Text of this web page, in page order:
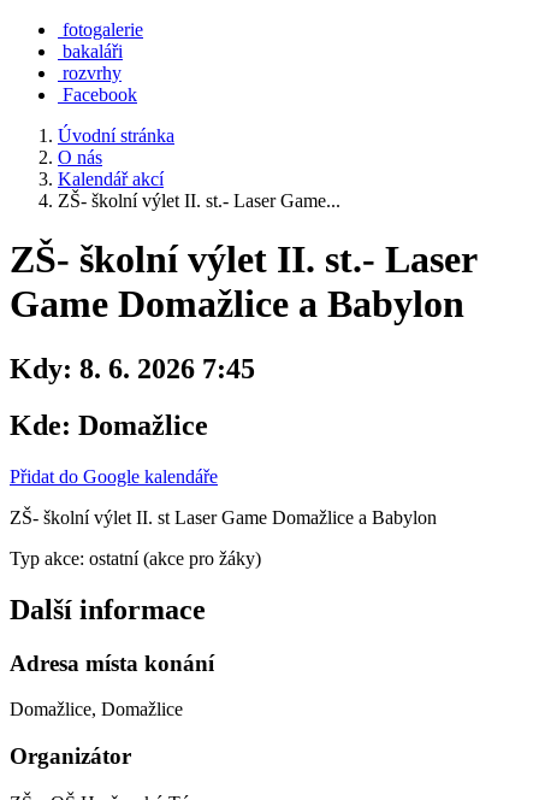
fotogalerie
bakaláři
rozvrhy
Facebook
Úvodní stránka
O nás
Kalendář akcí
ZŠ- školní výlet II. st.- Laser Game...
ZŠ- školní výlet II. st.- Laser
Game Domažlice a Babylon
Kdy: 8. 6. 2026 7:45
Kde: Domažlice
Přidat do Google kalendáře
ZŠ- školní výlet II. st Laser Game Domažlice a Babylon
Typ akce: ostatní (akce pro žáky)
Další informace
Adresa místa konání
Domažlice, Domažlice
Organizátor